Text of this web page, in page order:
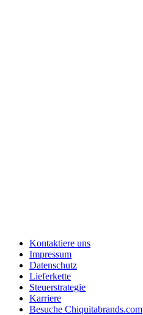
Kontaktiere uns
Impressum
Datenschutz
Lieferkette
Steuerstrategie
Karriere
Besuche Chiquitabrands.com